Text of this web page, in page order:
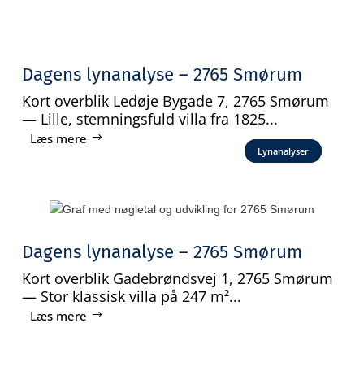
Dagens lynanalyse – 2765 Smørum
Kort overblik Ledøje Bygade 7, 2765 Smørum
— Lille, stemningsfuld villa fra 1825...
Læs mere
Lynanalyser
Dagens lynanalyse – 2765 Smørum
Kort overblik Gadebrøndsvej 1, 2765 Smørum
— Stor klassisk villa på 247 m²...
Læs mere